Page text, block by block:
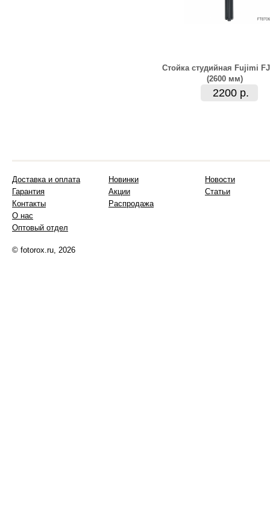
Стойка студийная Fujimi
(2600 мм)
2200 р.
Доставка и оплата
Гарантия
Контакты
О нас
Оптовый отдел
Новинки
Акции
Распродажа
Новости
Статьи
© fotorox.ru, 2026